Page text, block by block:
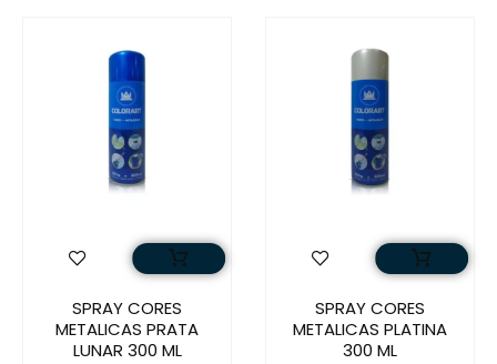
SPRAY CORES
METALICAS PRATA
LUNAR 300 ML
SPRAY CORES
METALICAS PLATINA
300 ML